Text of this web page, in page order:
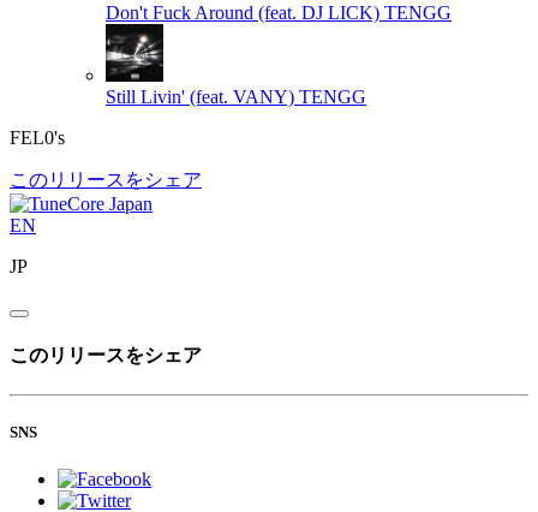
Don't Fuck Around (feat. DJ LICK) TENGG
Still Livin' (feat. VANY) TENGG
FEL0's
このリリースをシェア
EN
JP
このリリースをシェア
SNS